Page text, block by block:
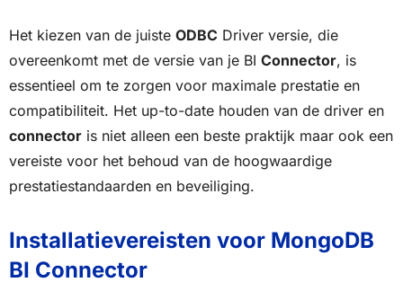
Het kiezen van de juiste ODBC Driver versie, die
overeenkomt met de versie van je BI Connector, is
essentieel om te zorgen voor maximale prestatie en
compatibiliteit. Het up-to-date houden van de driver en
connector is niet alleen een beste praktijk maar ook een
vereiste voor het behoud van de hoogwaardige
prestatiestandaarden en beveiliging.
Installatievereisten voor MongoDB
BI Connector